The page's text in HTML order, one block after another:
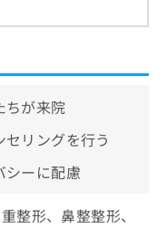
ちが来院
リングを行う
シーに配慮
整形、鼻整整形、